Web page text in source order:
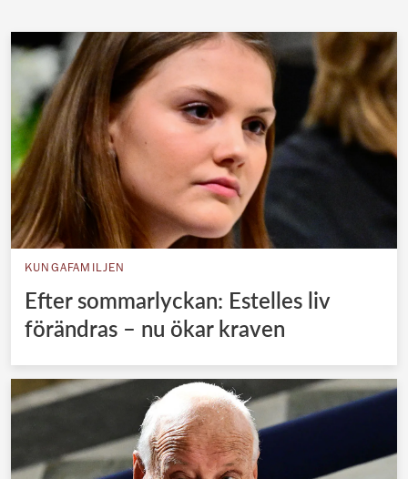
KUNGAFAMILJEN
Efter sommarlyckan: Estelles liv
förändras – nu ökar kraven